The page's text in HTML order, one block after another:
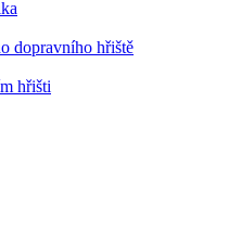
dopravního hřiště
hřišti